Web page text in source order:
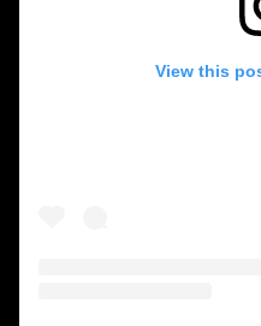
View this